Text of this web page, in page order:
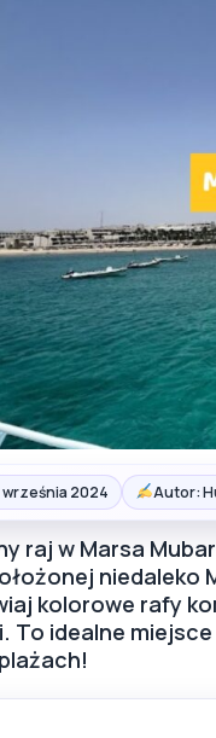
września 2024 Autor:
raj w Marsa
kolorowe rafy
To idealne